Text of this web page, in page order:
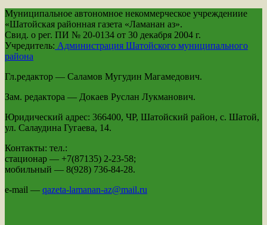
Муниципальное автономное некоммерческое учреждениие
«Шатойская районная газета «Ламанан аз».
Свид. о рег. ПИ № 20-0134 от 30 декабря 2004 г.
Учредитель: Администрация Шатойского муниципального
района
Гл.редактор — Саламов Мугудин Магамедович.
Зам. редактора — Докаев Руслан Лукманович.
Юридический адрес: 366400, ЧР, Шатойский район, с. Шатой,
ул. Салаудина Гугаева, 14.
Контакты: тел.:
стационар — +7(87135) 2-23-58;
мобильный — 8(928) 736-84-28.
e-mail — qazeta-lamanan-az@mail.ru